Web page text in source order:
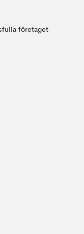
företaget